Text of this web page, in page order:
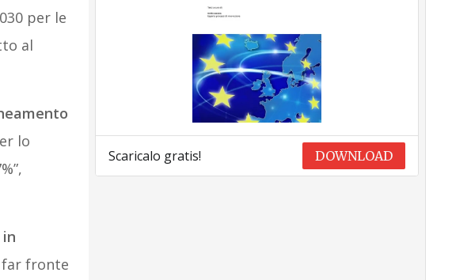
per le
al
lo
far fronte
Scaricalo gratis! DOWNLOAD